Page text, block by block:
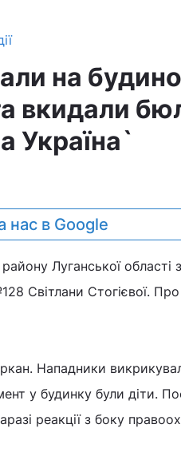
на
вкидали
Україна`
нас в Google
Луганської області
Світлани Стогієвої.
Нападники
у будинку були діти.
реакції з боку